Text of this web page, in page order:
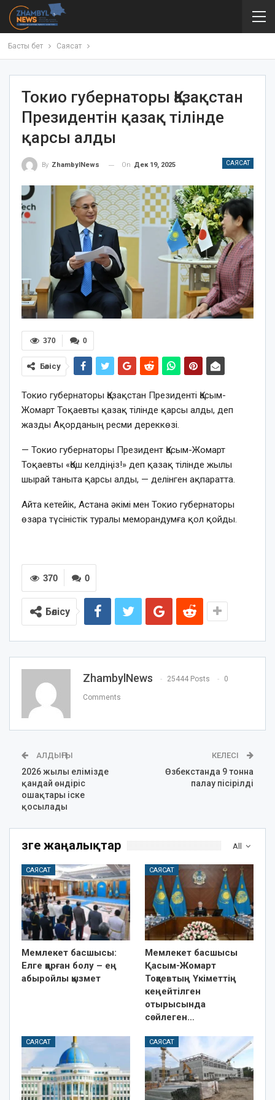
Басты бет Саясат
Токио губернаторы Қазақстан
Президентін қазақ тілінде
қарсы алды
САЯСАТ
By ZhambylNews On Дек 19, 2025
0
370
Бөлісу
Токио губернаторы Қазақстан Президенті Қасым-
Жомарт Тоқаевты қазақ тілінде қарсы алды, деп
жазды Ақорданың ресми дереккөзі.
— Токио губернаторы Президент Қасым-Жомарт
Тоқаевты «Қош келдіңіз!» деп қазақ тілінде жылы
шырай таныта қарсы алды, — делінген ақпаратта.
Айта кетейік, Астана әкімі мен Токио губернаторы
өзара түсіністік туралы меморандумға қол қойды.
0
370
Бөлісу
ZhambylNews 25444 Posts 0
Comments
АЛДЫҢҒЫ
2026 жылы елімізде
қандай өндіріс
ошақтары іске
қосылады
КЕЛЕСІ
Өзбекстанда 9 тонна
палау пісірілді
All
Өзге жаңалықтар
САЯСАТ
Мемлекет басшысы:
Елге қорған болу – ең
абыройлы қызмет
САЯСАТ
Мемлекет басшысы
Қасым-Жомарт
Тоқаевтың Үкіметтің
кеңейтілген
отырысында
сөйлеген…
САЯСАТ САЯСАТ